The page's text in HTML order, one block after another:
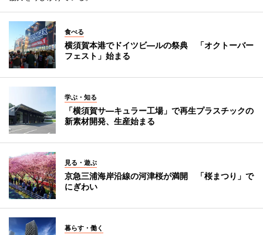
食べる
横須賀本港でドイツビ―ルの祭典 「オクトーバー
フェスト」始まる
学ぶ・知る
「横須賀サ―キュラー工場」で再生プラスチックの
新素材開発、生産始まる
見る・遊ぶ
京急三浦海岸沿線の河津桜が満開 「桜まつり」で
にぎわい
暮らす・働く